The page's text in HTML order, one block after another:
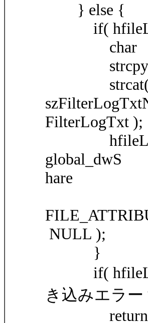
} else {
if( hfileLog
char
strcpy(
strcat(
FilterLogTxt );
hfileLog =
global_dwS
hare
, NULL,
NULL );
}
if(
き込みエラー
return